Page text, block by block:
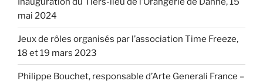
mai 2024
Jeux de rôles organisés par l’association Time Freeze,
18 et 19 mars 2023
Philippe Bouchet, responsable d’Arte Generali France –